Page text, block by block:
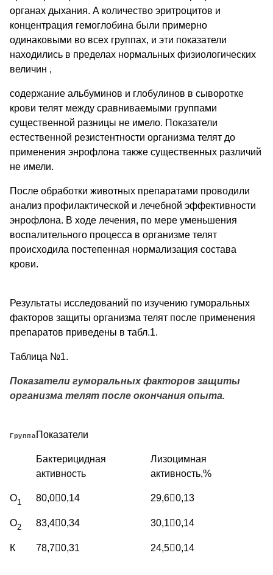
органах дыхания. А количество эритроцитов и
концентрация гемоглобина были примерно
одинаковыми во всех группах, и эти показатели
находились в пределах нормальных физиологических
величин ,
содержание альбуминов и глобулинов в сыворотке
крови телят между сравниваемыми группами
существенной разницы не имело. Показатели
естественной резистентности организма телят до
применения энрофлона также существенных различий
не имели.
После обработки животных препаратами проводили
анализ профилактической и лечебной эффективности
энрофлона. В ходе лечения, по мере уменьшения
воспалительного процесса в организме телят
происходила постепенная нормализация состава
крови.
Результаты исследований по изучению гуморальных
факторов защиты организма телят после применения
препаратов приведены в табл.1.
Таблица №1.
Показатели гуморальных факторов защиты
организма телят после окончания опыта.
Группа Показатели
Бактерицидная
активность
Лизоцимная
активность,%
О1 80,00,14 29,60,13
О2 83,40,34 30,10,14
К 78,70,31 24,50,14